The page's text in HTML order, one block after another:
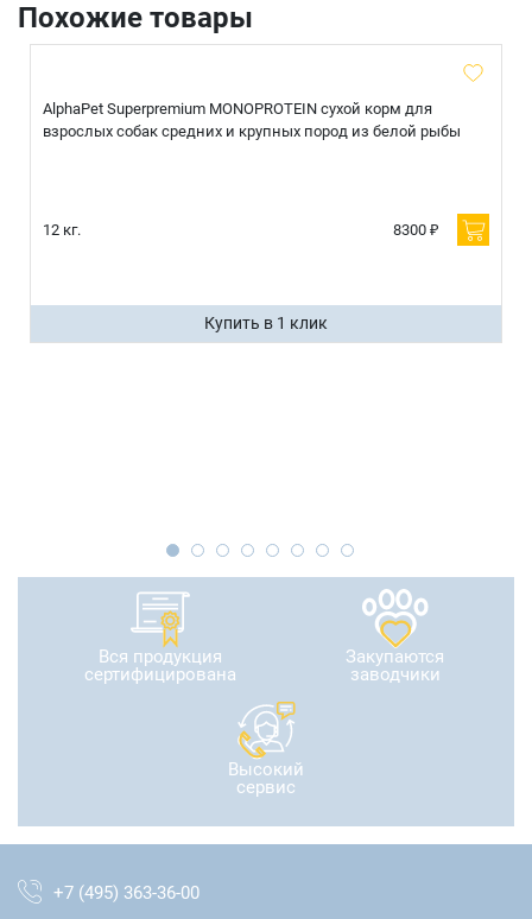
Похожие товары
AlphaPet Superpremium MONOPROTEIN сухой корм для
взрослых собак средних и крупных пород из белой рыбы
12 кг. 8300 ₽
Купить в 1 клик
Вся продукция
сертифицирована
Закупаются
заводчики
Высокий
сервис
+7 (495) 363-36-00